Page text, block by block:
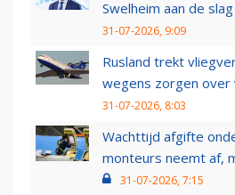
Swelheim aan de
31-07-2026, 9:09
Rusland trekt
wegens zorgen over
31-07-2026, 8:03
Wachttijd afgifte
monteurs neemt af,
31-07-2026, 7:15